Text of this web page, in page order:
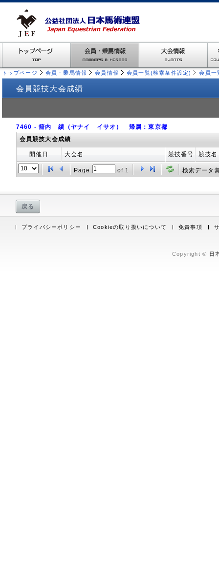
トップページ 会員・乗馬情報 会員情報 会員一覧(検索条件設定) 会員一
会員競技大会成績
7460 - 箭内 績（ヤナイ イサオ） 帰属：東京都
会員競技大会成績
開催日 大会名 競技番号 競技名
Page of1 検索データ
戻る
プライバシーポリシー Cookieの取り扱いについて 免責事項
Copyright © 日